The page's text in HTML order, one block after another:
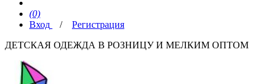
(0)
Вход
/
Регистрация
ДЕТСКАЯ ОДЕЖДА В РОЗНИЦУ И МЕЛКИМ ОПТОМ